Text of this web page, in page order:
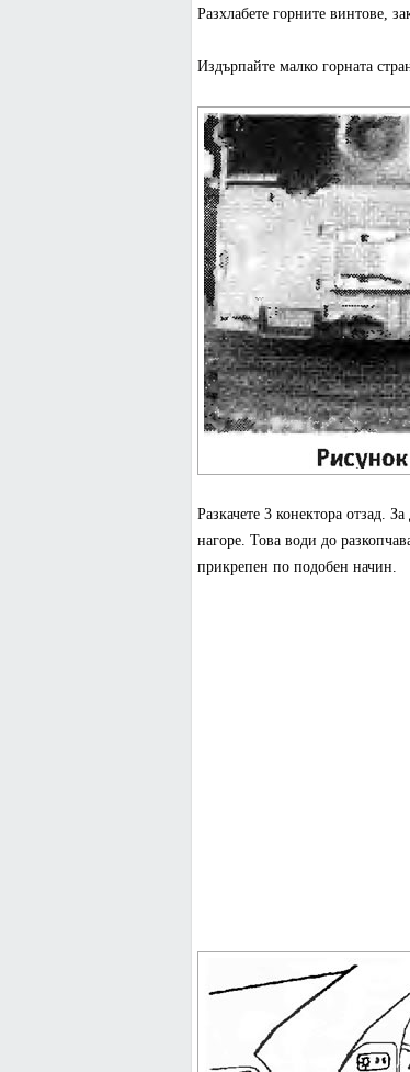
Разхлабете горните винтове,
Издърпайте малко горната
Разкачете 3 конектора отзад.
нагоре. Това води до
прикрепен по подобен начин.